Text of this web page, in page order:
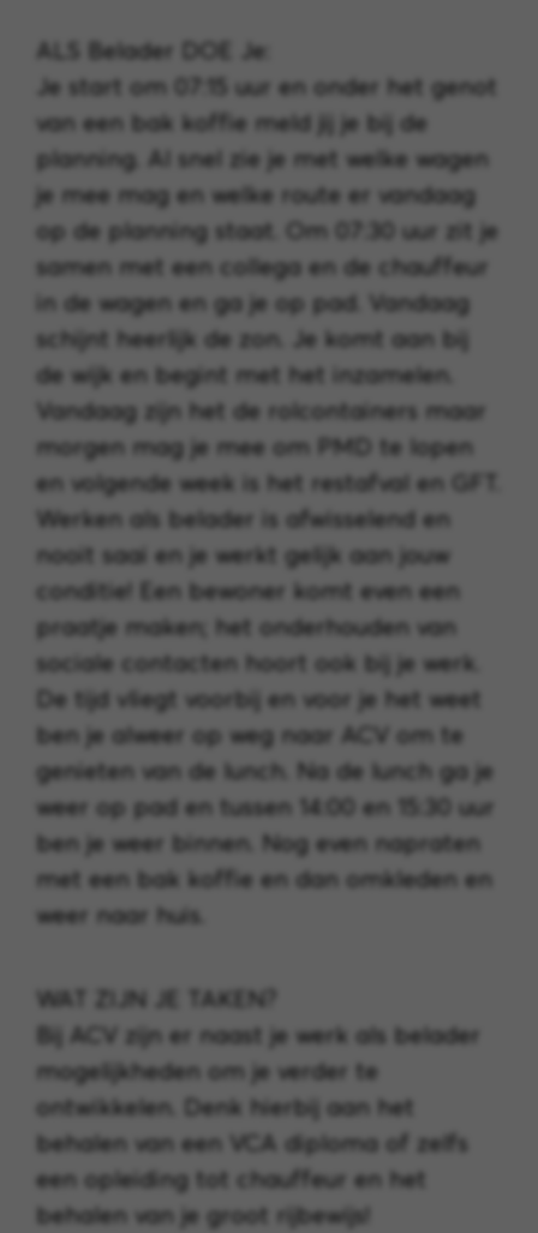
ALS Belader DOE Je:
Je start om 07:15 uur en onder het genot
van een bak koffie meld jij je bij de
planning. Al snel zie je met welke wagen
je mee mag en welke route er vandaag
op de planning staat. Om 07:30 uur zit je
samen met een collega en de chauffeur
in de wagen en ga je op pad. Vandaag
schijnt heerlijk de zon. Je komt aan bij
de wijk en begint met het inzamelen.
Vandaag zijn het de rolcontainers maar
morgen mag je mee om PMD te lopen
en volgende week is het restafval en GFT.
Werken als belader is afwisselend en
nooit saai en je werkt gelijk aan jouw
conditie! Een bewoner komt even een
praatje maken; het onderhouden van
sociale contacten hoort ook bij je werk.
De tijd vliegt voorbij en voor je het weet
ben je alweer op weg naar ACV om te
genieten van de lunch. Na de lunch ga je
weer op pad en tussen 14:00 en 15:30 uur
ben je weer binnen. Nog even napraten
met een bak koffie en dan omkleden en
weer naar huis.
WAT ZIJN JE TAKEN?
Bij ACV zijn er naast je werk als belader
mogelijkheden om je verder te
ontwikkelen. Denk hierbij aan het
behalen van een VCA diploma of zelfs
een opleiding tot chauffeur en het
behalen van je groot rijbewijs!